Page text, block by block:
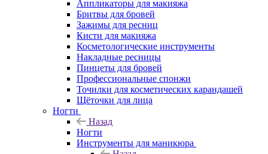
Аппликаторы для макияжа
Бритвы для бровей
Зажимы для ресниц
Кисти для макияжа
Косметологические инструменты
Накладные ресницы
Пинцеты для бровей
Профессиональные спонжи
Точилки для косметических карандашей
Щёточки для лица
Ногти
Назад
Ногти
Инструменты для маникюра